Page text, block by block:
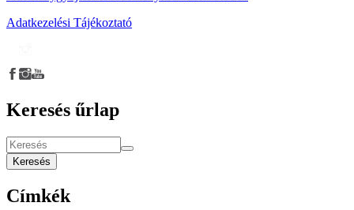
Adatkezelési Tájékoztató
Keresés űrlap
Keresés
Címkék